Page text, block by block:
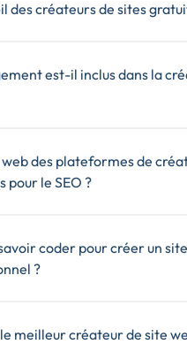
des créateurs de sites
est-il inclus dans la
web des plateformes de
pour le SEO ?
coder pour créer un
?
meilleur créateur de site